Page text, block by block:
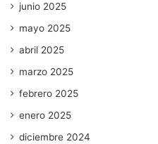
junio 2025
mayo 2025
abril 2025
marzo 2025
febrero 2025
enero 2025
diciembre 2024